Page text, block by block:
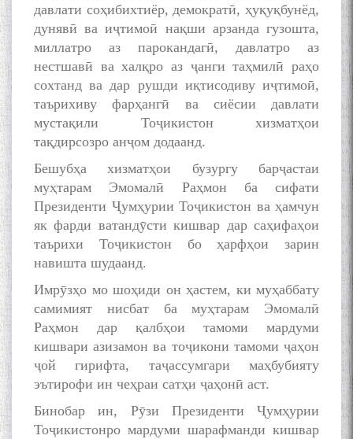
давлати соҳибихтиёр, демократӣ, ҳуқуқбунёд,
дунявӣ ва иҷтимоӣ нақши арзанда гузошта,
миллатро аз парокандагӣ, давлатро аз
нестшавӣ ва халқро аз ҷанги таҳмилӣ раҳо
сохтанд ва дар рушди иқтисодиву иҷтимоӣ,
таърихиву фарҳангӣ ва сиёсии давлати
мустақили Тоҷикистон хизматҳои
тақдирсозро анҷом додаанд.
Бешубҳа хизматҳои бузургу барҷастаи
муҳтарам Эмомалӣ Раҳмон ба сифати
Президенти Ҷумҳурии Тоҷикистон ва ҳамчун
як фарди ватандӯсти кишвар дар саҳифаҳои
таърихи Тоҷикистон бо ҳарфҳои зарин
навишта шудаанд.
Имрӯзҳо мо шоҳиди он ҳастем, ки муҳаббату
самимият нисбат ба муҳтарам Эмомалӣ
Раҳмон дар қалбҳои тамоми мардуми
кишвари азизамон ва тоҷикони тамоми ҷаҳон
ҷой гирифта, таҷассумгари маҳбубияту
эътирофи ин чеҳраи сатҳи ҷаҳонӣ аст.
Бинобар ин, Рӯзи Президенти Ҷумҳурии
Тоҷикистонро мардуми шарафманди кишвар
БА МУНОСИБАТИ
БУЗУРГДОШТИ РӮЗИ РӮДАКӢ
Дар Академияи миллии
илмҳои Тоҷикистон бахшида
ба 100-солагии мунаққиду
адабиётшинос Соҳиб
Табаров ҳамоиши илмӣ-
назариявӣ баргузор гардид.
МАВЛОНО ҶАЛОЛИДДИНИ
БАЛХӢ БУЗУРГТАРИН
МУТАФАККИР ВА ОРИФИ
ЗАБОНУ АДАБИ ТОҶИК